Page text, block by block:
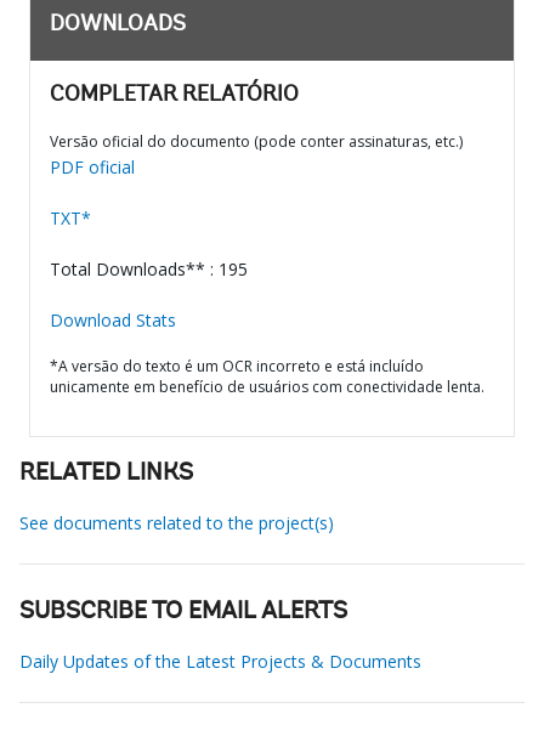
DOWNLOADS
COMPLETAR RELATÓRIO
Versão oficial do documento (pode conter assinaturas, etc.)
PDF oficial
TXT*
Total Downloads** : 195
Download Stats
*A versão do texto é um OCR incorreto e está incluído
unicamente em benefício de usuários com conectividade lenta.
RELATED LINKS
See documents related to the project(s)
SUBSCRIBE TO EMAIL ALERTS
Daily Updates of the Latest Projects & Documents